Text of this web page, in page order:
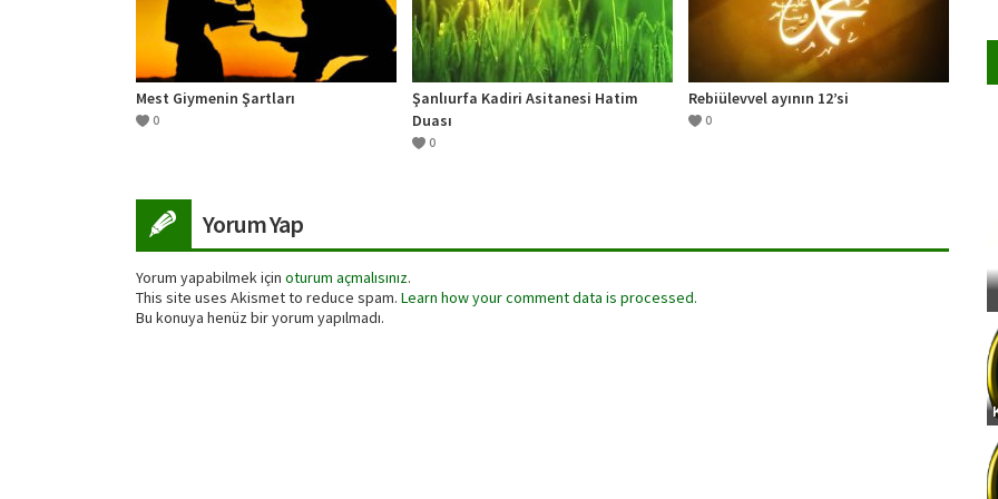
Mest Giymenin Şartları
0
Şanlıurfa Kadiri Asitanesi Hatim
Duası
0
Rebiülevvel ayının 12’si
0
Yorum Yap
Yorum yapabilmek için oturum açmalısınız.
This site uses Akismet to reduce spam. Learn how your comment data is processed.
Bu konuya henüz bir yorum yapılmadı.